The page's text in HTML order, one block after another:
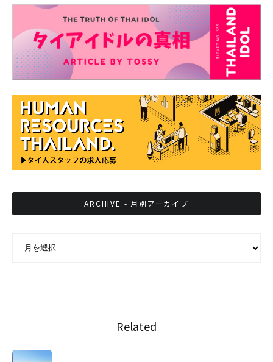
ARCHIVE - 月別アーカイブ
Related